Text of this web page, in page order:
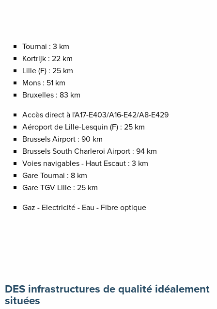
Tournai : 3 km
Kortrijk : 22 km
Lille (F) : 25 km
Mons : 51 km
Bruxelles : 83 km
Accès direct à l'A17-E403/A16-E42/A8-E429
Aéroport de Lille-Lesquin (F) : 25 km
Brussels Airport : 90 km
Brussels South Charleroi Airport : 94 km
Voies navigables - Haut Escaut : 3 km
Gare Tournai : 8 km
Gare TGV Lille : 25 km
Gaz - Electricité - Eau - Fibre optique
DES infrastructures de qualité idéalement
situées